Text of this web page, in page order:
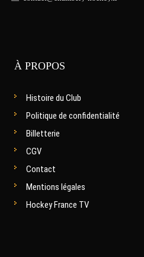
À PROPOS
Histoire du Club
Politique de confidentialité
Billetterie
CGV
Contact
Mentions légales
Hockey France TV